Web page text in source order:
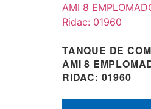
TANQUE DE
AMI 8
RIDAC: 01960